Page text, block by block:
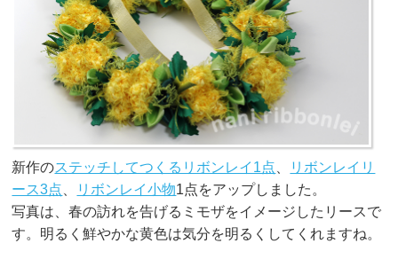
新作のステッチしてつくるリボンレイ1点
リボンレイリ
ース3点
リボンレイ小物1点をアップしました。
写真は、春の訪れを告げるミモザをイメージしたリースで
す。明るく鮮やかな黄色は気分を明るくしてくれますね。